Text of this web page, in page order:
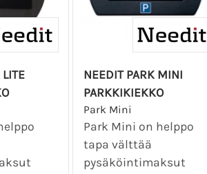
NEEDIT PARK MINI
PARKKIKIEKKO
Park Mini
Park Mini on helppo
tapa välttää
pysäköintimaksut